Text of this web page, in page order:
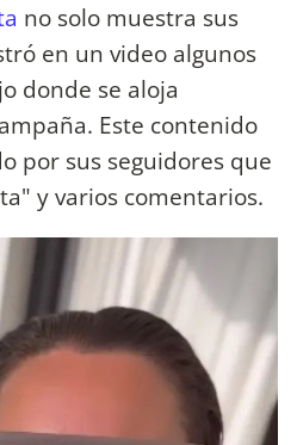
no solo muestra sus
en un video algunos
donde se aloja
Este contenido
por sus seguidores que
y varios comentarios.